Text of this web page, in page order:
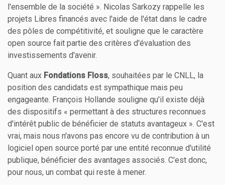
l'ensemble de la société ». Nicolas Sarkozy rappelle les
projets Libres financés avec l'aide de l'état dans le cadre
des pôles de compétitivité, et souligne que le caractère
open source fait partie des critères d'évaluation des
investissements d'avenir.
Quant aux Fondations Floss, souhaitées par le CNLL, la
position des candidats est sympathique mais peu
engageante. François Hollande souligne qu'il existe déjà
des dispositifs « permettant à des structures reconnues
d'intérêt public de bénéficier de statuts avantageux ». C'est
vrai, mais nous n'avons pas encore vu de contribution à un
logiciel open source porté par une entité reconnue d'utilité
publique, bénéficier des avantages associés. C'est donc,
pour nous, un combat qui reste à mener.